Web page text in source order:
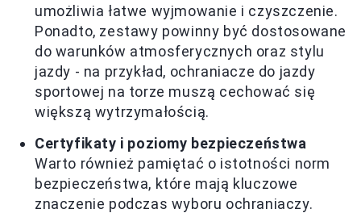
umożliwia łatwe wyjmowanie i czyszczenie.
Ponadto, zestawy powinny być dostosowane
do warunków atmosferycznych oraz stylu
jazdy - na przykład, ochraniacze do jazdy
sportowej na torze muszą cechować się
większą wytrzymałością.
Certyfikaty i poziomy bezpieczeństwa
Warto również pamiętać o istotności norm
bezpieczeństwa, które mają kluczowe
znaczenie podczas wyboru ochraniaczy.